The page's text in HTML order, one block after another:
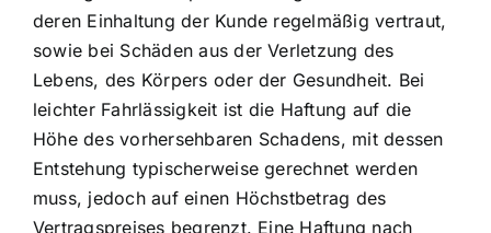
deren Einhaltung der Kunde regelmäßig vertraut,
sowie bei Schäden aus der Verletzung des
Lebens, des Körpers oder der Gesundheit. Bei
leichter Fahrlässigkeit ist die Haftung auf die
Höhe des vorhersehbaren Schadens, mit dessen
Entstehung typischerweise gerechnet werden
muss, jedoch auf einen Höchstbetrag des
Vertragspreises begrenzt. Eine Haftung nach